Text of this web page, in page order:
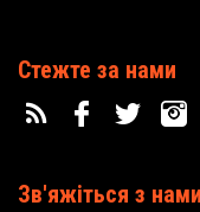
Стежте за нами
Зв'яжіться з нами